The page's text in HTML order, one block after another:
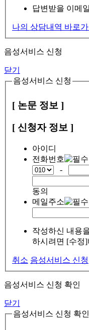
답변받을 이메일
나의 상담내역 바로가
음성서비스 신청
닫기
음성서비스 신청
[ 논문 정보 ]
[ 신청자 정보 ]
아이디
전화번호
-
동의
메일주소
작성하신 내용
하시려면 [수정
취소 음성서비스 신청
음성서비스 신청 확인
닫기
음성서비스 신청 확인